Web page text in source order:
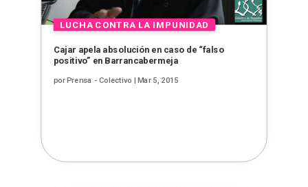
Cajar apela absolución en caso de “falso
positivo” en Barrancabermeja
porPrensa - Colectivo | Mar 5, 2015